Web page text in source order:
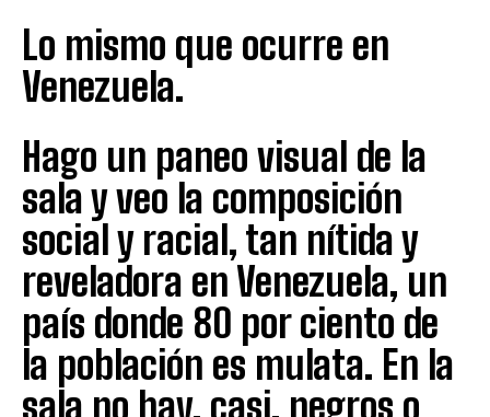
Lo mismo que ocurre en
Venezuela.
Hago un paneo visual de la
sala y veo la composición
social y racial, tan nítida y
reveladora en Venezuela, un
país donde 80 por ciento de
la población es mulata. En la
sala no hay, casi, negros o